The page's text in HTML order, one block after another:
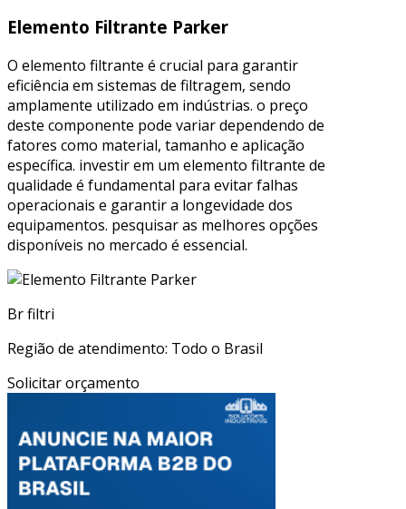
Elemento Filtrante Parker
O elemento filtrante é crucial para garantir
eficiência em sistemas de filtragem, sendo
amplamente utilizado em indústrias. o preço
deste componente pode variar dependendo de
fatores como material, tamanho e aplicação
específica. investir em um elemento filtrante de
qualidade é fundamental para evitar falhas
operacionais e garantir a longevidade dos
equipamentos. pesquisar as melhores opções
disponíveis no mercado é essencial.
Br filtri
Região de atendimento: Todo o Brasil
Solicitar orçamento